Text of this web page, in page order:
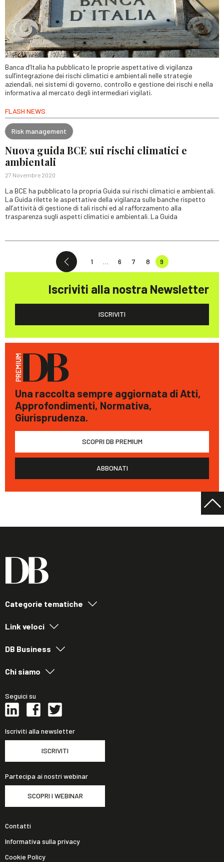
Banca d’Italia ha pubblicato le proprie aspettative di vigilanza
sull’integrazione dei rischi climatici e ambientali nelle strategie
aziendali, nei sistemi di governo, controllo e gestione dei rischi e nella
informativa al mercato degli intermediari vigilati.
FLASH NEWS
Risk management
Nuova guida BCE sui rischi climatici e
ambientali
27 Novembre 2020
La BCE ha pubblicato la propria Guida sui rischi climatici e ambientali.
La Guida rilette le aspettative della vigilanza sulle banche rispetto
all’attività di gestione di tali rischi ed al rafforzamento alla
trasparenza sugli aspetti climatici e ambientali. La Guida
1 6 7 8 9
Iscriviti alla nostra Newsletter
ISCRIVITI
Una raccolta sempre aggiornata di Atti,
Approfondimenti, Normativa,
Giurisprudenza.
SCOPRI DB PREMIUM
ABBONATI
Categorie tematiche
Link veloci
DB Business
Chi siamo
Seguici su
Iscriviti alla newsletter
ISCRIVITI
Partecipa ai nostri webinar
SCOPRI I WEBINAR
Contatti
Informativa sulla privacy
Cookie Policy